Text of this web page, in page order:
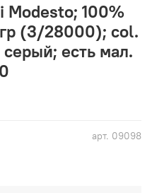
арт. 09098
Modesto; 100%
(3/28000); col.
есть мал.